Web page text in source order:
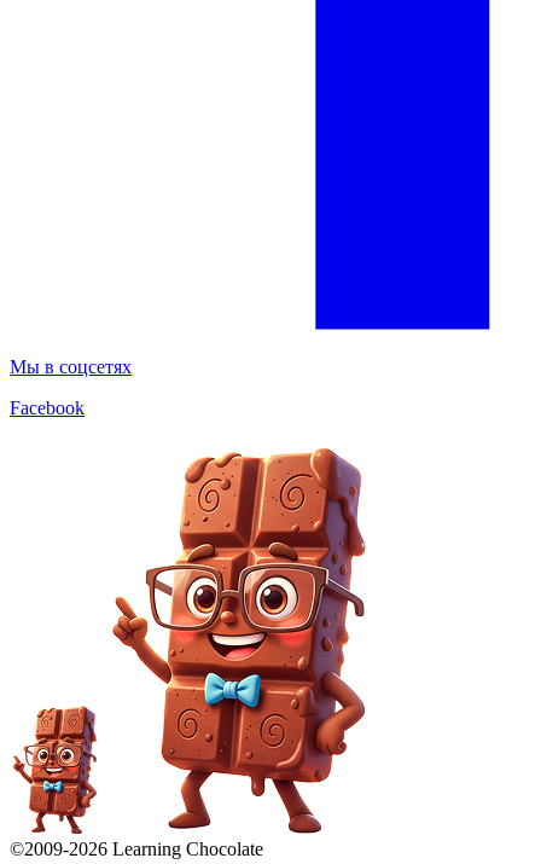
Мы в соцсетях
Facebook
©2009-2026 Learning Chocolate